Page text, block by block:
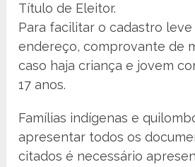
Título de Eleitor.
Para facilitar o cadastro
endereço, comprovante de
caso haja criança e jovem
17 anos.
Famílias indígenas e
apresentar todos os
citados é necessário